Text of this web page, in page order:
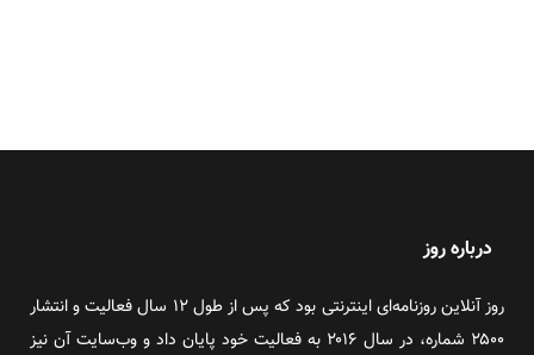
درباره روز
روز آنلاین روزنامه‌ای اینترنتی بود که پس از طول ۱۲ سال فعالیت و انتشار
۲۵۰۰ شماره، در سال ۲۰۱۶ به فعالیت خود پایان داد و وب‌سایت آن نیز